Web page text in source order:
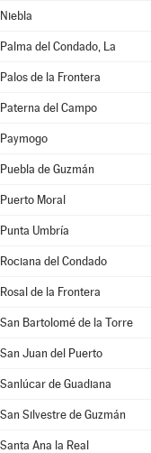
Niebla
Palma del Condado, La
Palos de la Frontera
Paterna del Campo
Paymogo
Puebla de Guzmán
Puerto Moral
Punta Umbría
Rociana del Condado
Rosal de la Frontera
San Bartolomé de la Torre
San Juan del Puerto
Sanlúcar de Guadiana
San Silvestre de Guzmán
Santa Ana la Real